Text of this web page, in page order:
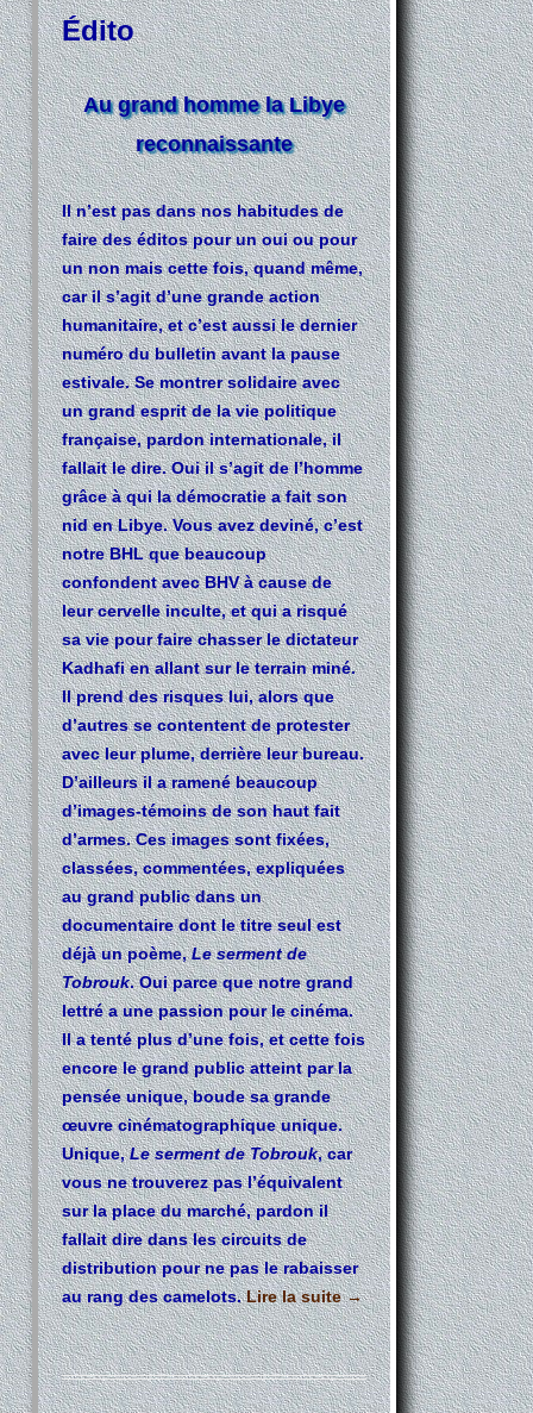
Édito
Au grand homme la Libye
reconnaissante
Il n’est pas dans nos habitudes de
faire des éditos pour un oui ou pour
un non mais cette fois, quand même,
car il s’agit d’une grande action
humanitaire, et c’est aussi le dernier
numéro du bulletin avant la pause
estivale. Se montrer solidaire avec
un grand esprit de la vie politique
française, pardon internationale, il
fallait le dire. Oui il s’agit de l’homme
grâce à qui la démocratie a fait son
nid en Libye. Vous avez deviné, c’est
notre BHL que beaucoup
confondent avec BHV à cause de
leur cervelle inculte, et qui a risqué
sa vie pour faire chasser le dictateur
Kadhafi en allant sur le terrain miné.
Il prend des risques lui, alors que
d’autres se contentent de protester
avec leur plume, derrière leur bureau.
D’ailleurs il a ramené beaucoup
d’images-témoins de son haut fait
d’armes. Ces images sont fixées,
classées, commentées, expliquées
au grand public dans un
documentaire dont le titre seul est
déjà un poème,Le serment de
Tobrouk. Oui parce que notre grand
lettré a une passion pour le cinéma.
Il a tenté plus d’une fois, et cette fois
encore le grand public atteint par la
pensée unique, boude sa grande
œuvre cinématographique unique.
Unique,Le serment de Tobrouk, car
vous ne trouverez pas l’équivalent
sur la place du marché, pardon il
fallait dire dans les circuits de
distribution pour ne pas le rabaisser
au rang des camelots.Lire la suite→